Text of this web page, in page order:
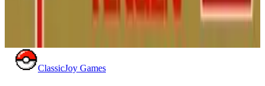
NINTENDO ENTERTAINMENT
ClassicJoy Games